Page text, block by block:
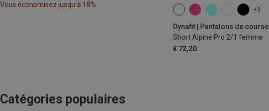
Vous économisez jusqu'à 18%
+3
Dynafit | Pantalons de course
Short Alpine Pro 2/1 femme
€ 72,20
XS S M XL
Catégories populaires